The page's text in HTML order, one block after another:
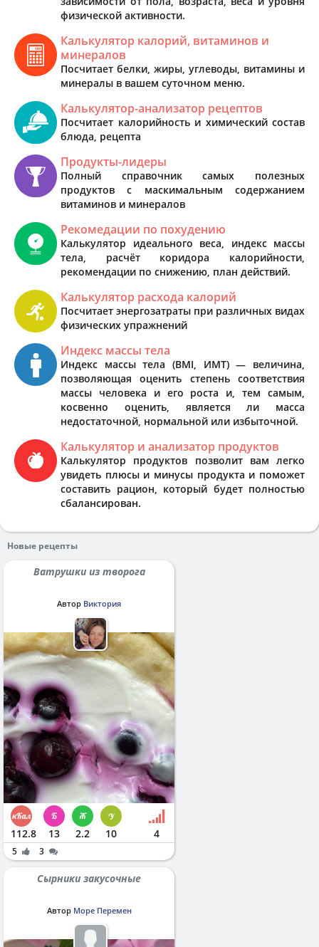
физической активности.
Калькулятор калорий, витаминов и
минералов
Посчитает белки, жиры, углеводы, витамины и
минералы в вашем суточном меню.
Калькулятор-анализатор рецептов
Посчитает калорийность и химический состав
блюда, рецепта
Продукты-лидеры
Полный справочник самых полезных
продуктов с маскимальным содержанием
витаминов и минералов
Рекомедации по похудению
Калькулятор идеального веса, индекс массы
тела, расчёт коридора калорийности,
рекомендации по снижению, план действий.
Калькулятор расхода калорий
Посчитает энергозатраты при различных видах
физических упражнений
Индекс массы тела
Индекс массы тела (BMI, ИМТ) — величина,
позволяющая оценить степень соответствия
массы человека и его роста и, тем самым,
косвенно оценить, является ли масса
недостаточной, нормальной или избыточной.
Калькулятор и анализатор продуктов
Калькулятор продуктов позволит вам легко
увидеть плюсы и минусы продукта и поможет
составить рацион, который будет полностью
сбалансирован.
Новые рецепты
Ватрушки из творога
Автор Виктория
112.8 13 2.2 10 4
5 3
Сырники закусочные
Автор Море Перемен